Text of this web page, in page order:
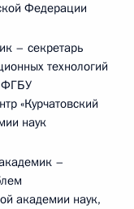
Федерации
– секретарь
технологий
ФГБУ
«Курчатовский
наук
–
академии наук,